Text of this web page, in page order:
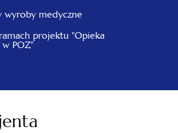
wyroby medyczne
projektu "Opieka
POZ"